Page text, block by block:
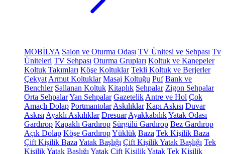
MOBİLYA Salon ve Oturma Odası TV Ünitesi ve Sehpası Tv
Üniteleri TV Sehpası Oturma Grupları Koltuk ve Kanepeler
Koltuk Takımları Köşe Koltuklar Tekli Koltuk ve Berjerler
Çekyat Armut Koltuklar Masaj Koltuğu Puf Bank ve
Benchler Sallanan Koltuk Kitaplık Sehpalar Zigon Sehpalar
Orta SehpalarYan Sehpalar Gazetelik Antre ve Hol Çok
Amaçlı Dolap Portmantolar Askılıklar Kapı Askısı Duvar
Askısı Ayaklı Askılıklar Dresuar AyakkabılıkYatak Odası
Gardırop Kapaklı Gardırop Sürgülü Gardırop Bez Gardırop
Açık Dolap Köşe GardıropYüklük Baza Tek Kişilik Baza
Çift Kişilik Baza Yatak Başlığı Çift Kişilik Yatak Başlığı Tek
Kişilik Yatak Başlığı Yatak Çift Kişilik Yatak Tek Kişilik